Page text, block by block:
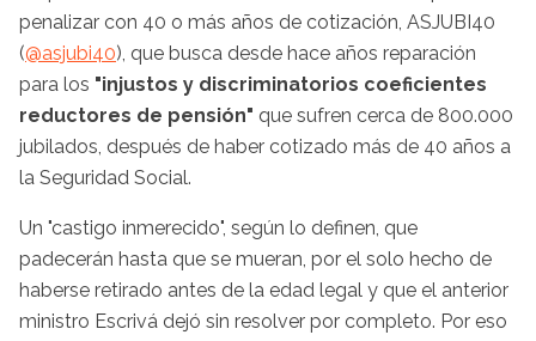
penalizar con 40 o más años de cotización, ASJUBI40
(@asjubi40), que busca desde hace años reparación
para los "injustos y discriminatorios coeficientes
reductores de pensión" que sufren cerca de 800.000
jubilados, después de haber cotizado más de 40 años a
la Seguridad Social.
Un "castigo inmerecido", según lo definen, que
padecerán hasta que se mueran, por el solo hecho de
haberse retirado antes de la edad legal y que el anterior
ministro Escrivá dejó sin resolver por completo. Por eso